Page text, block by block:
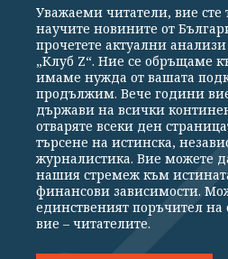
Общи условия
Реклама
Партньори
Екип
Издател на www.clubz.bg е „Клуб
Константинов" 3. Всички права
Препечатването на материали,
Уважаеми читатели, вие сте
научите новините от
прочетете актуални
„Клуб Z“. Ние се обръщаме
имаме нужда от вашата
продължим. Вече години
държави на всички
отваряте всеки ден
търсене на истинска,
журналистика. Вие можете
нашия стремеж към
финансови зависимости.
единственият поръчител
вие – читателите.